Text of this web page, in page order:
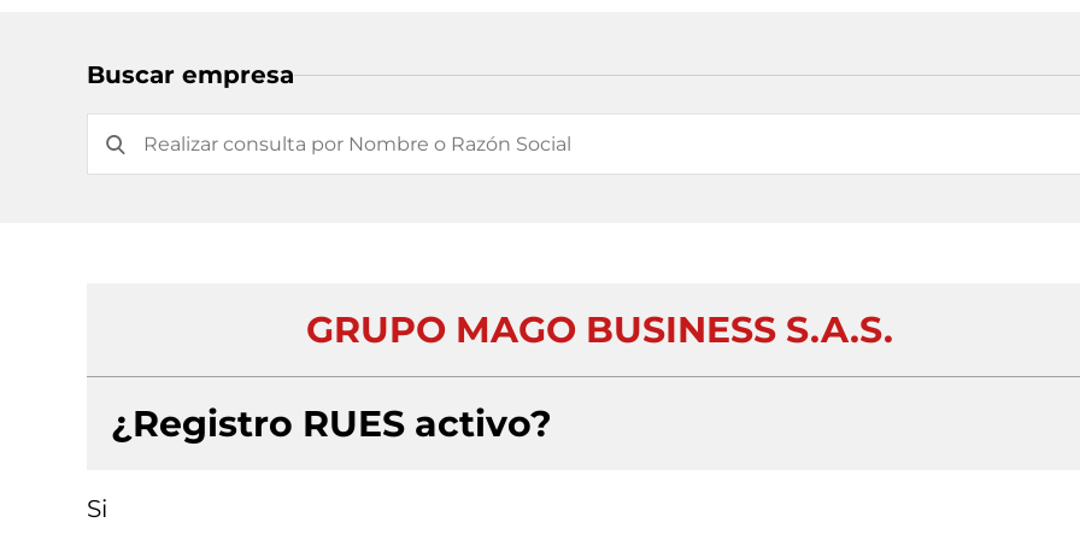
Buscar empresa
GRUPO MAGO BUSINESS S.A.S.
¿Registro RUES activo?
Si